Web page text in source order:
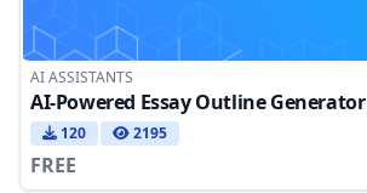
AI ASSISTANTS
AI-Powered Essay Outline Generator
120 2195
FREE